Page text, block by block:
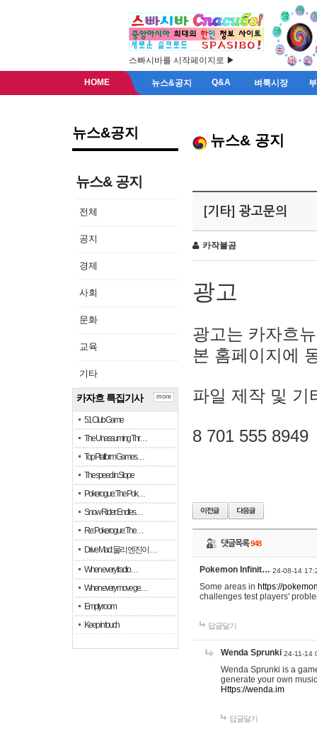
스빠시바를 시작페이지로 ▶
HOME 뉴스&공지 Q&A 벼룩시장
뉴스&공지
뉴스& 공지
전체
공지
경제
사회
문화
교육
기타
카자흐 특집기사
51 Club Game
The Unassuming Thr…
Top Platform Games…
The speed in Slope
Pokerogue: The Pok…
Snow Rider: Endles…
Re: Pokerogue: The…
Drive Mad: 물리 엔진이 …
When every fractio…
When every move ge…
Empty room
Keep in touch
more
뉴스& 공지
[기타] 광고문의
카작불곰
광고
광고는 카자흐
본 홈페이지에
파일 제작 및 기
8 701 555 8949
댓글목록948
Pokemon Infinit… 24-08-14
Some areas in https://
challenges test players'
답글달기
Wenda Sprunki 24-11-14
Wenda Sprunki is a
generate your own
Https://wenda.im
답글달기